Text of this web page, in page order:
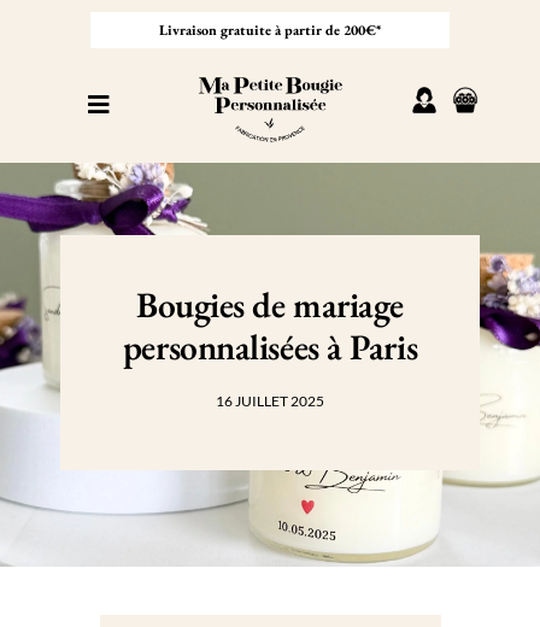
Livraison gratuite à partir de 200€*
Toggle
Personnaliser sa bougie
Nos bougies
Cadeaux invités
Professionnel
Bougies de mariage
personnalisées à Paris
16 JUILLET 2025